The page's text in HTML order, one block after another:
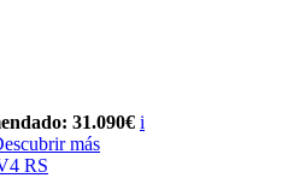
31.090€ i
más
RS